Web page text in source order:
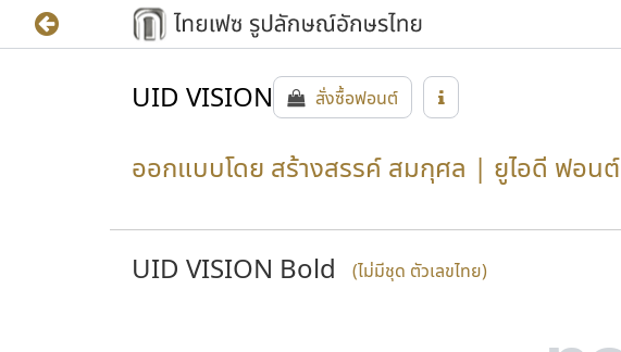
UID VISION สั่งซื้อฟอนต์
ออกแบบโดย สร้างสรรค์ สมกุศล | ยูไอดี ฟอนต์
UID VISION Bold (ไม่มีชุด ตัวเลขไทย)